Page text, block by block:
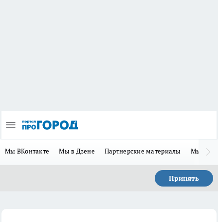
Мы ВКонтакте Мы в Дзене Партнерские материалы Мы в
Принять